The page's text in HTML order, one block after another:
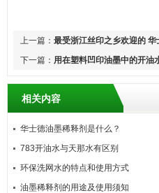
上一篇： 最受浙江丝印之乡欢迎的
下一篇： 用在塑料凹印油墨中的开油
相关内容
华士德油墨稀释剂是什么？
783开油水与天那水有区别
环保洗网水的特点和使用方式
油墨稀释剂的用途及使用须知